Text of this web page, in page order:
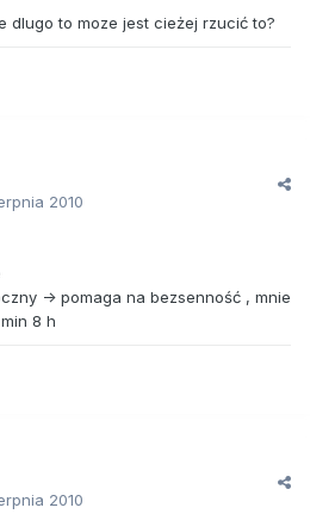
dlugo to moze jest cieżej rzucić to?
2010
-> pomaga na bezsenność , mnie
8 h
2010